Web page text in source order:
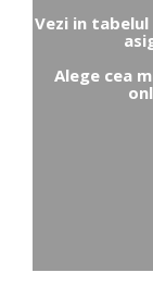
Vezi in
Alege cea